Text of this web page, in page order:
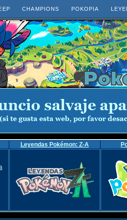
CHAMPIONS POKOPIA
Leyendas Pokémon: Z-A